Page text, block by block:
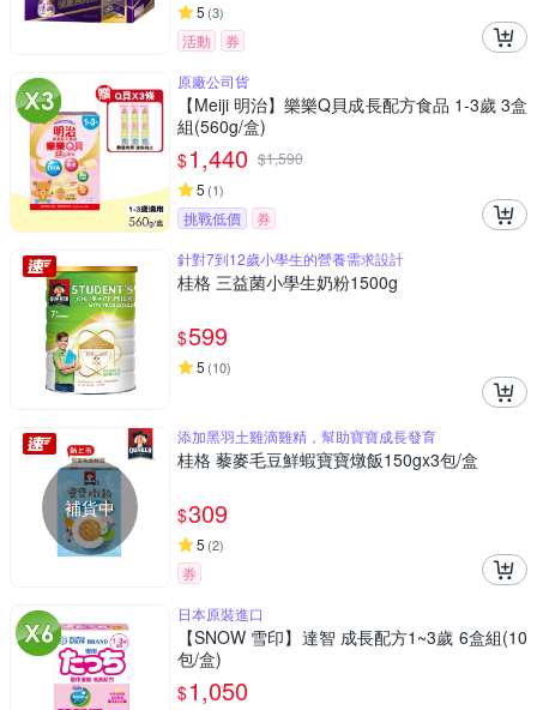
5 (3)
活動
券
原廠公司貨
【Meiji 明治】樂樂Q貝成長配方食品 1-3歲 3盒
組(560g/盒)
$1,440 $1,590
5 (1)
挑戰低價
券
針對7到12歲小學生的營養需求設計
桂格 三益菌小學生奶粉1500g
$599
5 (10)
補貨中
添加黑羽土雞滴雞精，幫助寶寶成長發育
桂格 藜麥毛豆鮮蝦寶寶燉飯150gx3包/盒
$309
5 (2)
券
日本原裝進口
【SNOW 雪印】達智 成長配方1~3歲 6盒組(10
包/盒)
$1,050